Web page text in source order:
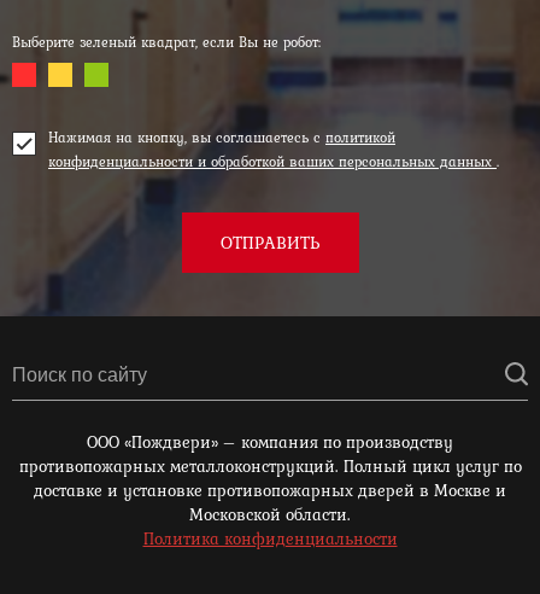
Выберите зеленый квадрат, если Вы не робот:
Нажимая на кнопку, вы соглашаетесь с политикой
конфиденциальности и обработкой ваших персональных данных .
ОТПРАВИТЬ
ООО «Пождвери» – компания по производству
противопожарных металлоконструкций. Полный цикл услуг по
доставке и установке противопожарных дверей в Москве и
Московской области.
Политика конфиденциальности